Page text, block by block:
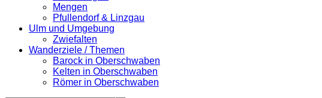
Mengen
Pfullendorf & Linzgau
Ulm und Umgebung
Zwiefalten
Wanderziele / Themen
Barock in Oberschwaben
Kelten in Oberschwaben
Römer in Oberschwaben